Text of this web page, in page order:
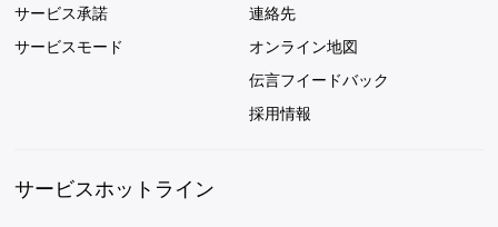
サービス承諾
サービスモード
連絡先
オンライン地図
伝言フイードバック
採用情報
サービスホットライン